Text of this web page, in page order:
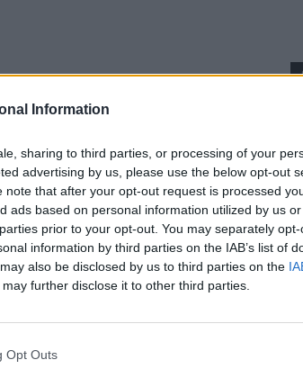
Information
sharing to third parties, or processing of your
advertising by us, please use the below opt-out
note that after your opt-out request is processed
ads based on personal information utilized by us
prior to your opt-out. You may separately
information by third parties on the IAB’s list of
also be disclosed by us to third parties on the
further disclose it to other third parties.
Opt Outs